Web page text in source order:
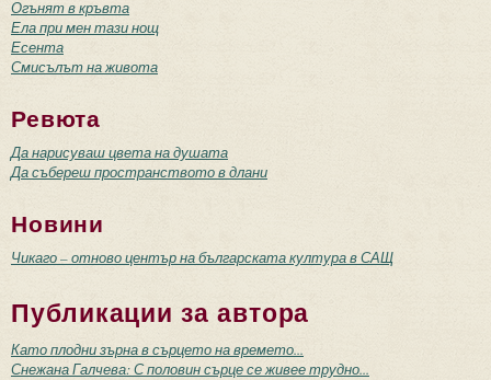
Огънят в кръвта
Ела при мен тази нощ
Есента
Смисълът на живота
Ревюта
Да нарисуваш цвета на душата
Да събереш пространството в длани
Новини
Чикаго – отново център на българската култура в САЩ
Публикации за автора
Като плодни зърна в сърцето на времето...
Снежана Галчева: С половин сърце се живее трудно...